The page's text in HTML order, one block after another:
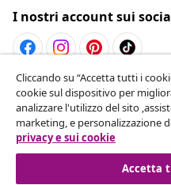
I nostri account sui
Recesso dal contratto
Invia una richiesta di
Recesso
Cliccando su “Accetta tutti i
cookie sul dispositivo per
analizzare l'utilizzo del sito
marketing, e personalizzazione
privacy e sui cookie
Accetta